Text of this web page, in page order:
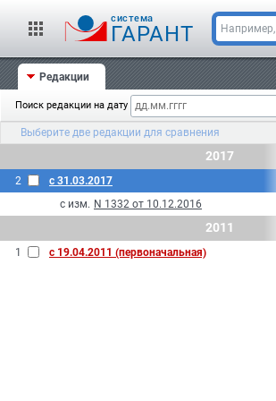
cистема
ГАРАНТ Например,
Редакции
Поиск редакции на дату
Выберите две редакции для сравнения
2017
2
с 31.03.2017
с изм. N 1332 от 10.12.2016
2011
1 с 19.04.2011 (первоначальная)